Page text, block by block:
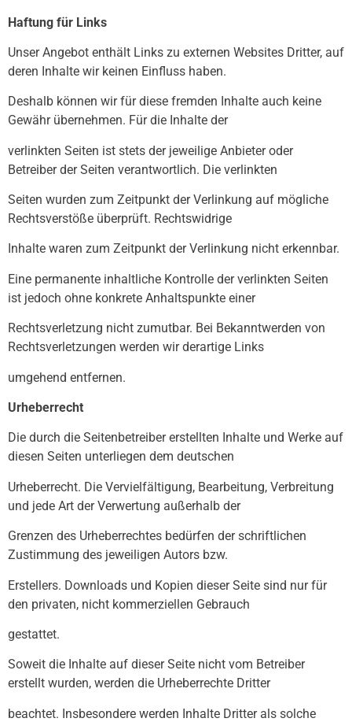
Haftung für Links
Unser Angebot enthält Links zu externen Websites Dritter, auf
deren Inhalte wir keinen Einfluss haben.
Deshalb können wir für diese fremden Inhalte auch keine
Gewähr übernehmen. Für die Inhalte der
verlinkten Seiten ist stets der jeweilige Anbieter oder
Betreiber der Seiten verantwortlich. Die verlinkten
Seiten wurden zum Zeitpunkt der Verlinkung auf mögliche
Rechtsverstöße überprüft. Rechtswidrige
Inhalte waren zum Zeitpunkt der Verlinkung nicht erkennbar.
Eine permanente inhaltliche Kontrolle der verlinkten Seiten
ist jedoch ohne konkrete Anhaltspunkte einer
Rechtsverletzung nicht zumutbar. Bei Bekanntwerden von
Rechtsverletzungen werden wir derartige Links
umgehend entfernen.
Urheberrecht
Die durch die Seitenbetreiber erstellten Inhalte und Werke auf
diesen Seiten unterliegen dem deutschen
Urheberrecht. Die Vervielfältigung, Bearbeitung, Verbreitung
und jede Art der Verwertung außerhalb der
Grenzen des Urheberrechtes bedürfen der schriftlichen
Zustimmung des jeweiligen Autors bzw.
Erstellers. Downloads und Kopien dieser Seite sind nur für
den privaten, nicht kommerziellen Gebrauch
gestattet.
Soweit die Inhalte auf dieser Seite nicht vom Betreiber
erstellt wurden, werden die Urheberrechte Dritter
beachtet. Insbesondere werden Inhalte Dritter als solche